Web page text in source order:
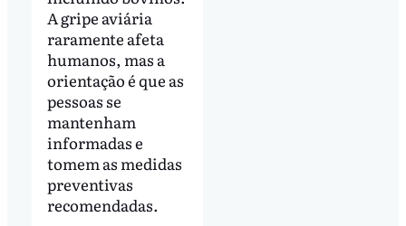
A gripe aviária
raramente afeta
humanos, mas a
orientação é que as
pessoas se
mantenham
informadas e
tomem as medidas
preventivas
recomendadas.